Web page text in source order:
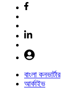
বাংলা কনভার্টার
আর্কাইভ